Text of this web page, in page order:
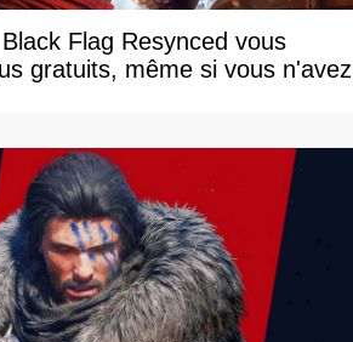
Flag Resynced vous
gratuits, même si vous n'avez